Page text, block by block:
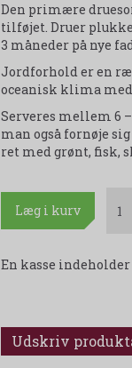
Den primære
tilføjet. Druer
3 måneder på nye
Jordforhold er en
oceanisk klima
Serveres mellem 6
man også fornøje
ret med grønt, fisk,
Læg i kurv
En kasse indeholder
Udskriv